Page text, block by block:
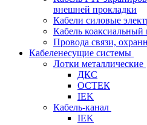
внешней прокладки
Кабели силовые
Кабель
Провода связи,
Кабеленесущие системы
Лотки металлические
ДКС
ОСТЕК
IEK
Кабель-канал
IEK